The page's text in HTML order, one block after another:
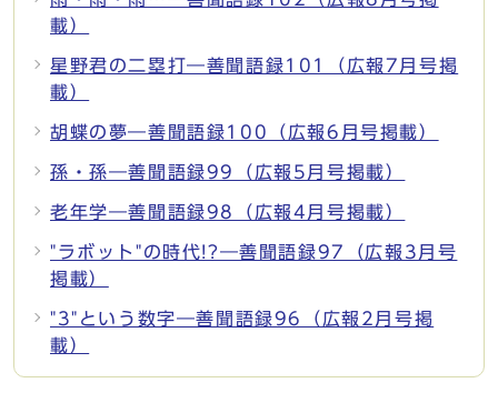
載）
星野君の二塁打―善聞語録101（広報7月号掲
載）
胡蝶の夢―善聞語録100（広報6月号掲載）
孫・孫―善聞語録99（広報5月号掲載）
老年学―善聞語録98（広報4月号掲載）
"ラボット"の時代!?―善聞語録97（広報3月号
掲載）
"3"という数字―善聞語録96（広報2月号掲
載）